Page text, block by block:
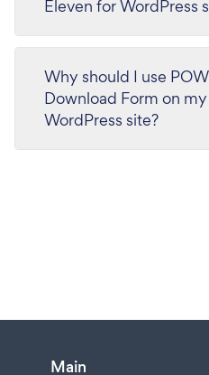
Eleven for WordPress
Why should I use
Download Form on
WordPress site?
Main